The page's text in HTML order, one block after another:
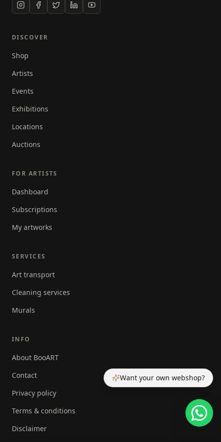
hoogste graad van artistiek vakmanschap. Bekende
wereld weten de weg naar Patrick te vinden om zijn
professioneel advies. Kunstenaars, zoals actrice en
beeldend artiest Mickey Hoogendijk, beeldhouwer
Vigelandzoon en Zeger Jonk de zoon van kunstenaar
Nic Jonk, werken graag samen met Patrick Beverloo
kennis van diverse technieken. Voor Bronsgieterij
Kemner, diverse sculpturen van derden uitvergroot
Want your own webshop?
DISCOVER
Shop
Artists
Events
Exhibitions
Locations
Auctions
FOR ARTISTS
Dashboard
Subscriptions
My artworks
SERVICES
Art transport
Cleaning services
Murals
INFO
About BooART
Contact
Privacy policy
Terms & conditions
Disclaimer